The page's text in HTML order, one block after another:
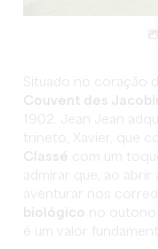
Situado no coração
Couvent des
1902. Jean Jean
trineto, Xavier, que
Classé com um
admirar que, ao
aventurar nos
biológico no outono
é um valor